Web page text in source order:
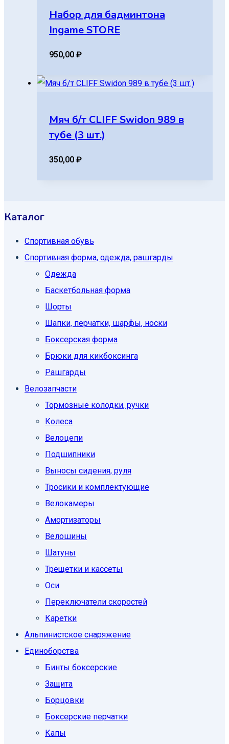
Набор для бадминтона
Ingame STORE
950,00 ₽
Мяч б/т CLIFF Swidon 989 в
тубе (3 шт.)
350,00 ₽
Каталог
Спортивная обувь
Спортивная форма, одежда, рашгарды
Одежда
Баскетбольная форма
Шорты
Шапки, перчатки, шарфы, носки
Боксерская форма
Брюки для кикбоксинга
Рашгарды
Велозапчасти
Тормозные колодки, ручки
Колеса
Велоцепи
Подшипники
Выносы сидения, руля
Тросики и комплектующие
Велокамеры
Амортизаторы
Велошины
Шатуны
Трещетки и кассеты
Оси
Переключатели скоростей
Каретки
Альпинистское снаряжение
Единоборcтва
Бинты боксерские
Защита
Борцовки
Боксерские перчатки
Капы